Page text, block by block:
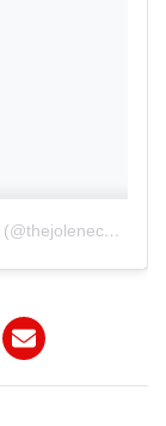
Une publication partagée par Jolene Coffee (@thejolenecoffee)